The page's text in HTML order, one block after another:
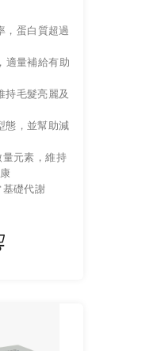
，蛋白質超過
適量補給有助
毛髮亮麗及
態，並幫助減
元素，維持
礎代謝